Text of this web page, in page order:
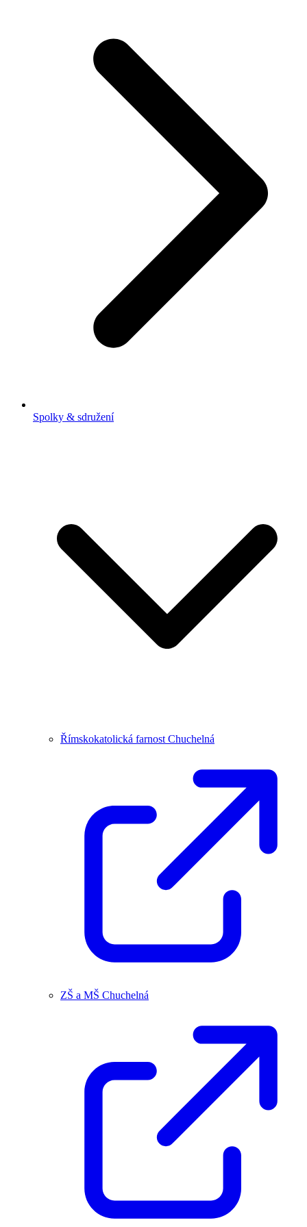
Spolky & sdružení
Římskokatolická farnost Chuchelná
ZŠ a MŠ Chuchelná